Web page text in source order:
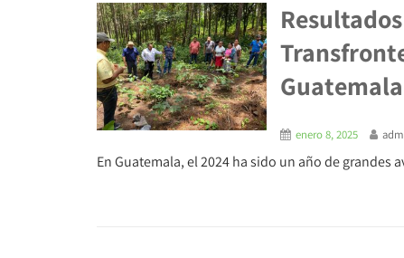
enero 8, 2025
En Guatemala, el 2024 ha sido un año de grandes